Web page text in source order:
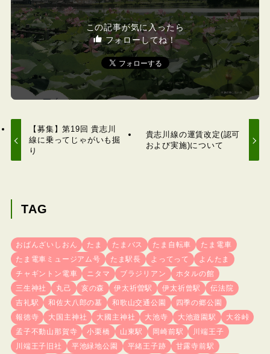
この記事が気に入ったら
フォローしてね！
【募集】第19回 貴志川
線に乗ってじゃがいも掘
り
貴志川線の運賃改定(認可
および実施)について
TAG
おばんざいしおん たま たまバス たま自転車
たま電車
たま電車ミュージアム号
たま駅長 よってって
よんたま
チャギントン電車
ニタマ ブラジリアン
ホタルの館
三生神社
丸己 亥の森 伊太祈曽駅 伊太祈曾駅
伝法院
吉礼駅
和佐大八郎の墓 和歌山交通公園
四季の郷公園
報徳寺
大国主神社 大國主神社 大池寺 大池遊園駅
大谷峠
孟子不動山那賀寺
小栗橋 山東駅 岡崎前駅
川端王子
川端王子旧社
平池緑地公園 平緒王子跡
甘露寺前駅